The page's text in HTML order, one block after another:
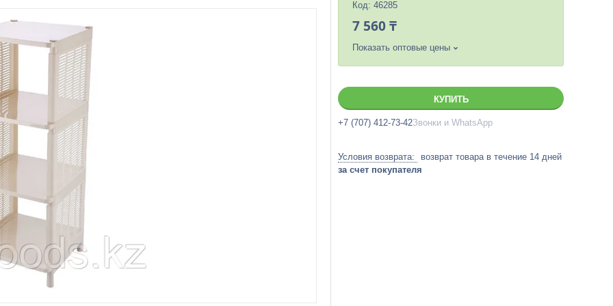
Код: 46285
7 560 ₸
Показать оптовые цены
КУПИТЬ
+7 (707) 412-73-42Звонки и WhatsApp
возврат товара в течение 14 дней
за счет покупателя